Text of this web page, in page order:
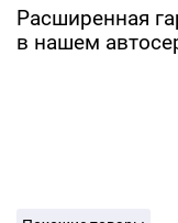
Расширенная
в нашем